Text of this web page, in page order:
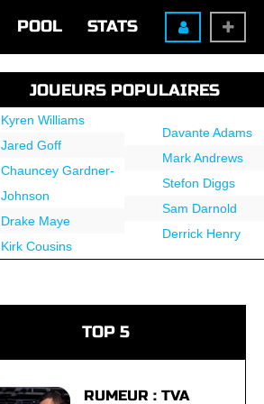
POOL STATS
JOUEURS POPULAIRES
Kyren Williams
Jared Goff
Chauncey Gardner-
Johnson
Drake Maye
Kirk Cousins
Davante Adams
Mark Andrews
Stefon Diggs
Sam Darnold
Derrick Henry
TOP 5
RUMEUR : TVA